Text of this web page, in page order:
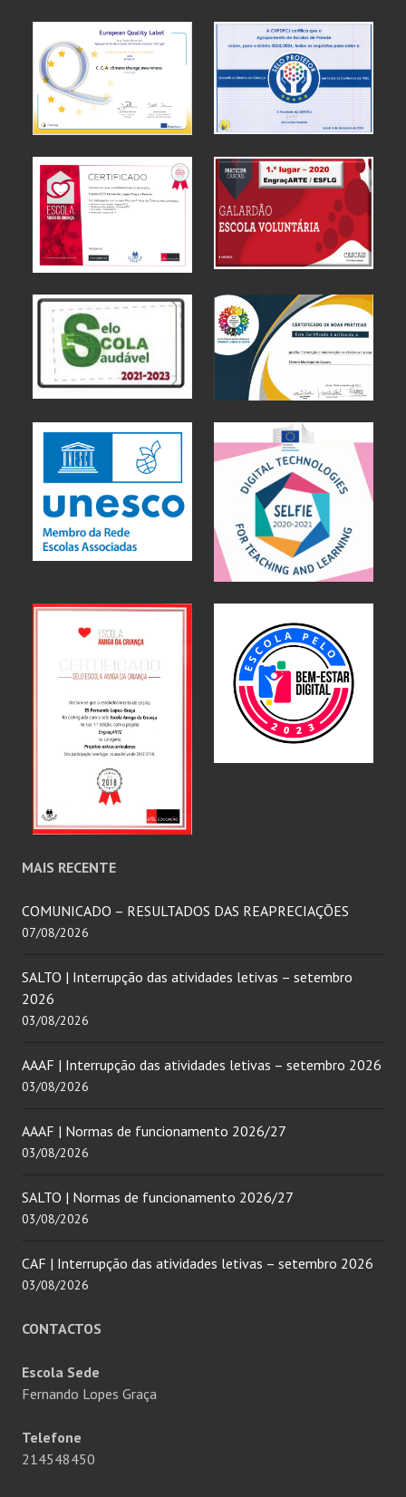
MAIS RECENTE
COMUNICADO – RESULTADOS DAS REAPRECIAÇÕES
07/08/2026
SALTO | Interrupção das atividades letivas – setembro
2026
03/08/2026
AAAF | Interrupção das atividades letivas – setembro 2026
03/08/2026
AAAF | Normas de funcionamento 2026/27
03/08/2026
SALTO | Normas de funcionamento 2026/27
03/08/2026
CAF | Interrupção das atividades letivas – setembro 2026
03/08/2026
CONTACTOS
Escola Sede
Fernando Lopes Graça
Telefone
214548450